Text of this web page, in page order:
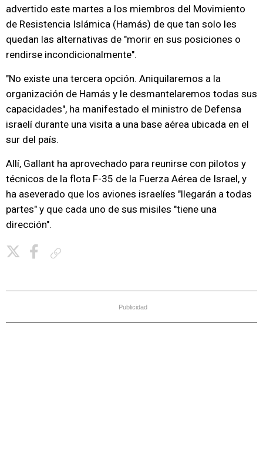
advertido este martes a los miembros del Movimiento
de Resistencia Islámica (Hamás) de que tan solo les
quedan las alternativas de "morir en sus posiciones o
rendirse incondicionalmente".
"No existe una tercera opción. Aniquilaremos a la
organización de Hamás y le desmantelaremos todas sus
capacidades", ha manifestado el ministro de Defensa
israelí durante una visita a una base aérea ubicada en el
sur del país.
Allí, Gallant ha aprovechado para reunirse con pilotos y
técnicos de la flota F-35 de la Fuerza Aérea de Israel, y
ha aseverado que los aviones israelíes "llegarán a todas
partes" y que cada uno de sus misiles "tiene una
dirección".
Publicidad